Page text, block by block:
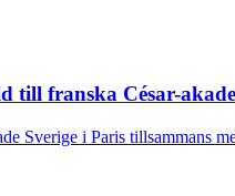
till franska César-
Sverige i Paris tillsammans